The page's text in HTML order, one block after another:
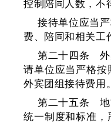
控制陪同人数，不
接待单位应当
费、陪同和相关工
第二十四条 外
请单位应当严格
外宾团组接待费用。
第二十五条 地
统一制度和标准